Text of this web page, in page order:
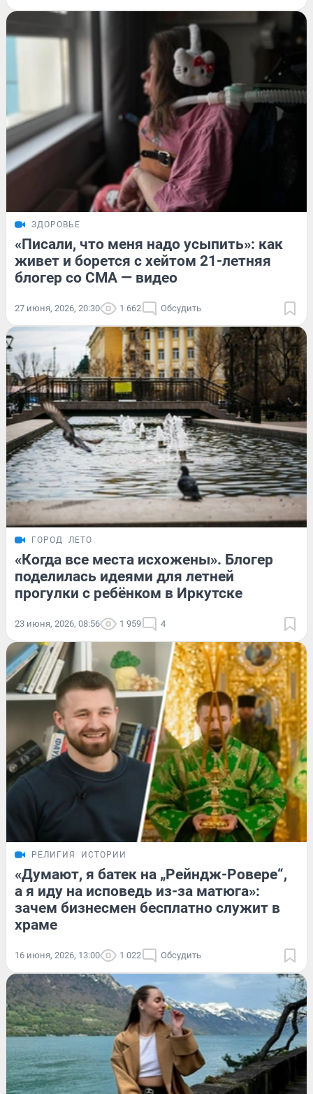
ЗДОРОВЬЕ
«Писали, что меня надо усыпить»: как
живет и борется с хейтом 21-летняя
блогер со СМА — видео
27 июня, 2026, 20:30 1 662 Обсудить
ГОРОД ЛЕТО
«Когда все места исхожены». Блогер
поделилась идеями для летней
прогулки с ребёнком в Иркутске
23 июня, 2026, 08:56 1 959 4
РЕЛИГИЯ ИСТОРИИ
«Думают, я батек на „Рейндж-Ровере“,
а я иду на исповедь из-за матюга»:
зачем бизнесмен бесплатно служит в
храме
16 июня, 2026, 13:00 1 022 Обсудить